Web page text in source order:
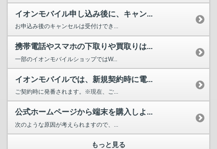
イオンモバイル申し込み後に、キャン...
お申込み後のキャンセルは受付けでき...
携帯電話やスマホの下取りや買取りは...
一部のイオンモバイルショップではW...
イオンモバイルでは、新規契約時に電...
ご契約時に発番されます。※現在、ご...
公式ホームページから端末を購入しよ...
次のような原因が考えられますので、...
もっと見る